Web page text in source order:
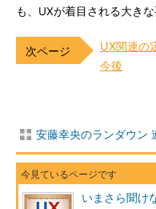
も、UXが着目される大き
UX関連の
今後
安藤幸央のランダウン
いまさら聞け